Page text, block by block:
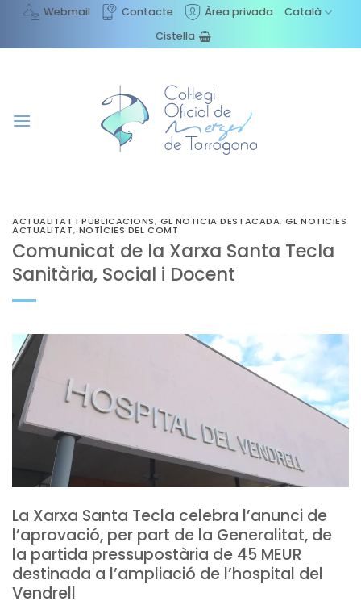
content
Webmail Contacte Àrea privada
Català
Cistella
ACTUALITAT I PUBLICACIONS,GL NOTICIA DESTACADA,GL NOTICIES
ACTUALITAT, NOTÍCIES DEL COMT
Comunicat de la Xarxa Santa Tecla
Sanitària, Social i Docent
La Xarxa Santa Tecla celebra l’anunci de
l’aprovació, per part de la Generalitat, de
la partida pressupostària de 45 MEUR
destinada a l’ampliació de l’hospital del
Vendrell